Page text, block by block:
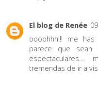
El blog de Renée
oooohhh!!! me
parece que
tremendas de ir a